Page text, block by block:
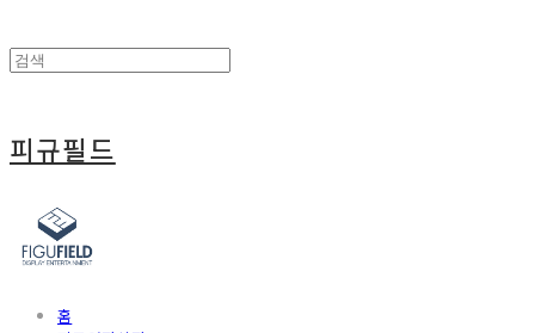
피규필드
홈